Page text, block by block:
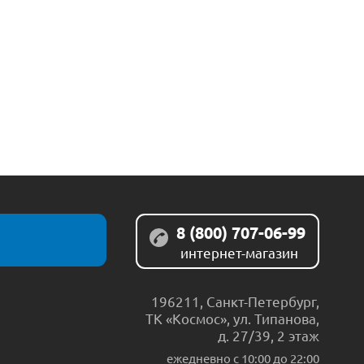
8 (800) 707-06-99
интернет-магазин
196211 Санкт-Петербург,
ТК «Космос», ул. Типанова,
д. 27/39, 2 этаж
ежедневно c 10:00 до 22:00